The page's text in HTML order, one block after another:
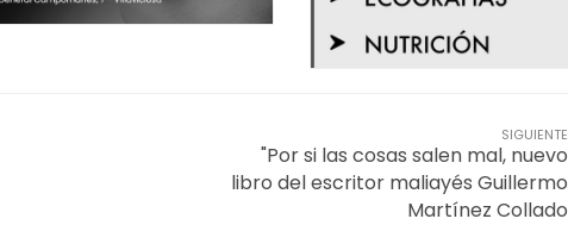
SIGUIENTE
"Por si las cosas salen mal, nuevo
libro del escritor maliayés Guillermo
Martínez Collado